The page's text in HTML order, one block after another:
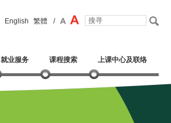
English 繁體 /
就业服务 课程搜索 上课中心及联络